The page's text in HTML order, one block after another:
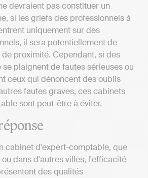
devraient pas constituer un
si les griefs des professionnels à
uniquement sur des
il sera potentiellement de
proximité. Cependant, si des
plaignent de fautes sérieuses ou
ceux qui dénoncent des oublis
fautes graves, ces cabinets
sont peut-être à éviter.
cabinet d'expert-comptable, que
dans d'autres villes, l'efficacité
des qualités